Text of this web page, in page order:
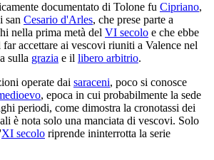
documentato di Tolone fu Cipriano,
san Cesario d'Arles, che prese parte a
nella prima metà del VI secolo e che ebbe
accettare ai vescovi riuniti a Valence nel
sulla grazia e il libero arbitrio.
operate dai saraceni, poco si conosce
, epoca in cui probabilmente la sede
periodi, come dimostra la cronotassi dei
è nota solo una manciata di vescovi. Solo
XI secolo riprende ininterrotta la serie